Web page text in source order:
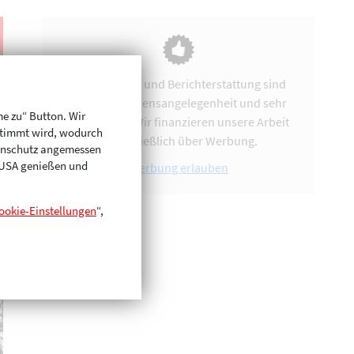
Vereinsarbeit und Berichterstattung sind
uns eine Herzensangelegenheit und sehr
zeitintensiv. Wir finanzieren unsere Arbeit
ausschließlich über Werbung.
Werbung erlauben
zu“ Button. Wir
wird, wodurch
angemessen
genießen und
Einstellungen“,